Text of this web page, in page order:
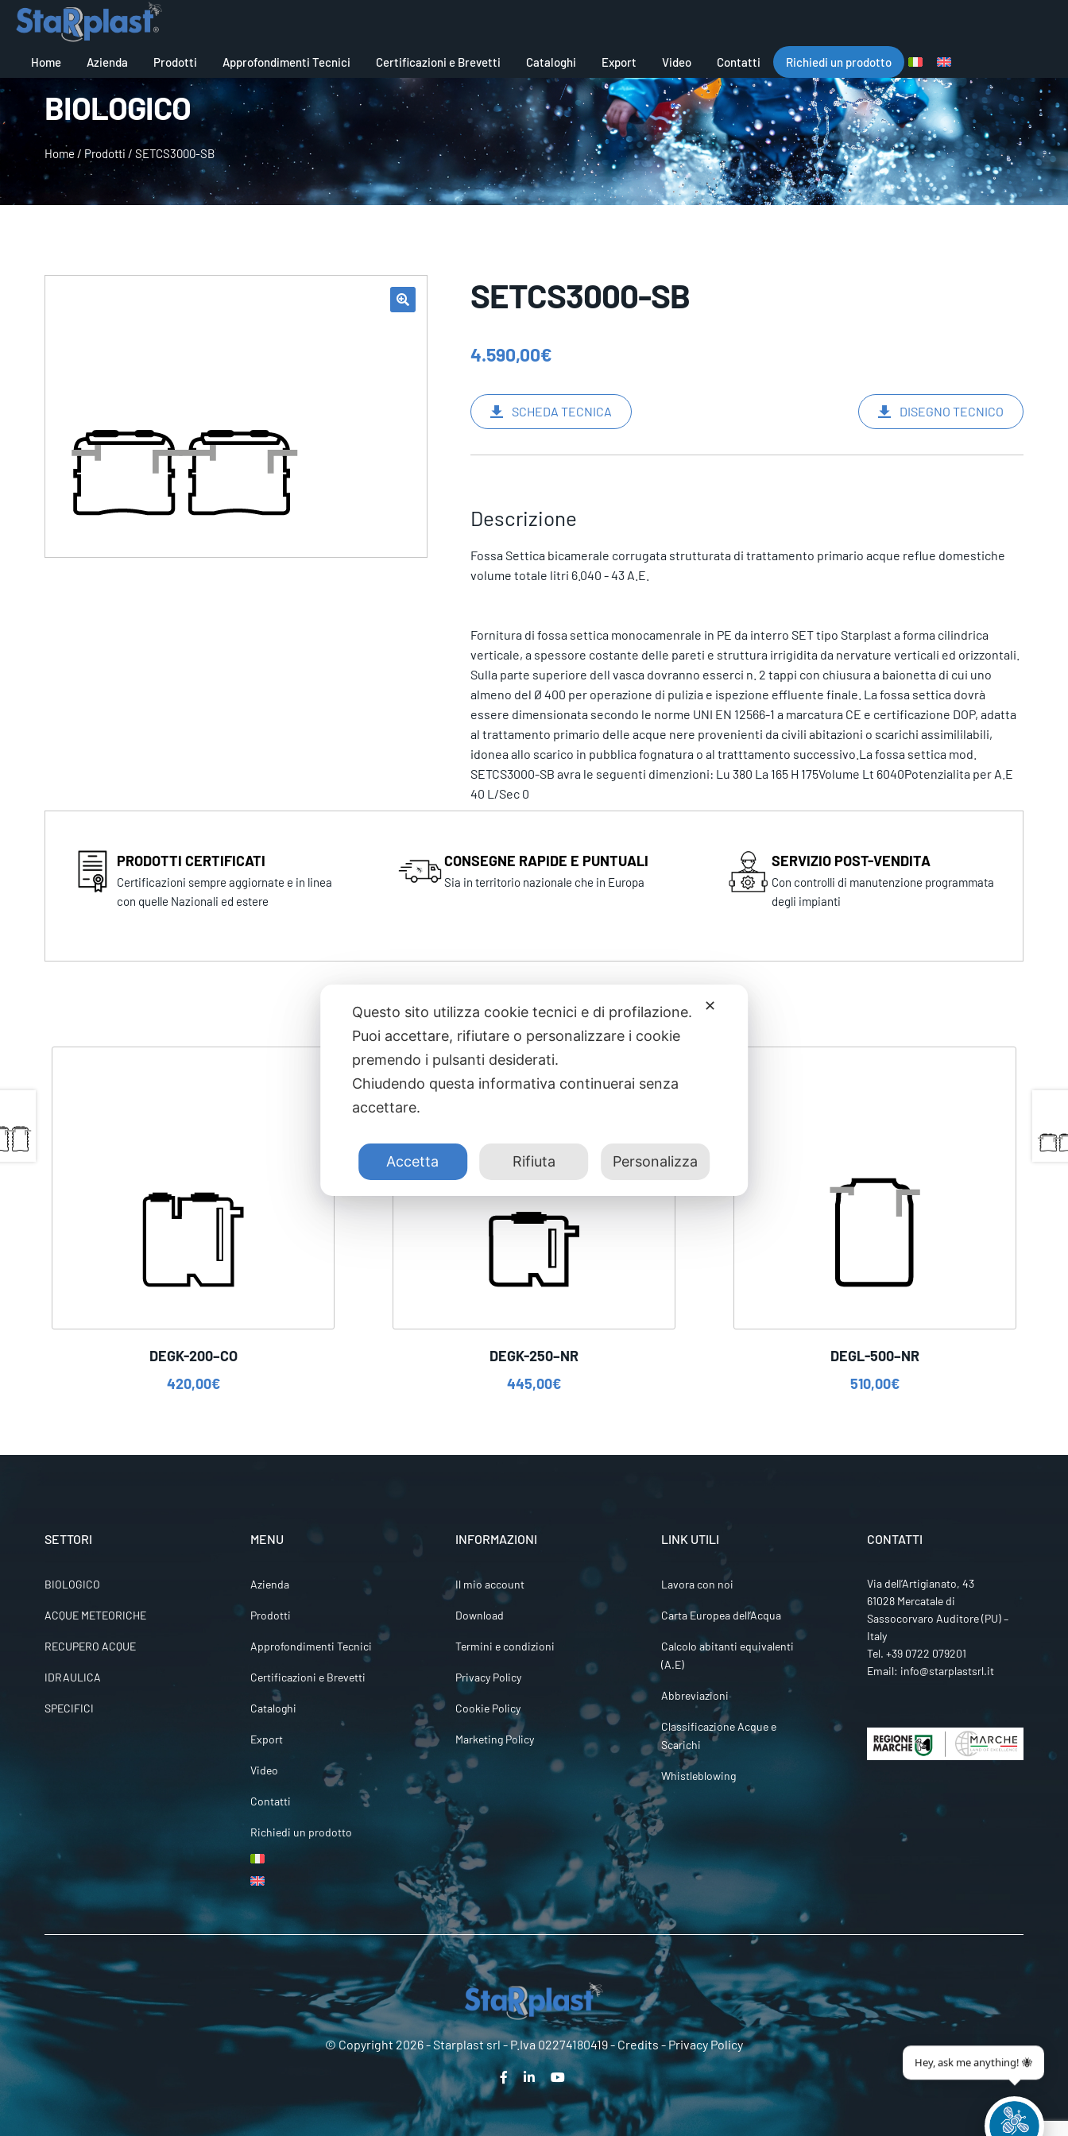
Home Azienda Prodotti Approfondimenti Tecnici Certificazioni e Brevetti Cataloghi Export Video Contatti Richiedi un prodotto
BIOLOGICO
Home / Prodotti / SETCS3000-SB
SETCS3000-SB
4.590,00€
SCHEDA TECNICA DISEGNO TECNICO
Descrizione
Fossa Settica bicamerale corrugata strutturata di trattamento primario acque reflue domestiche
volume totale litri 6.040 - 43 A.E.
Fornitura di fossa settica monocamenrale in PE da interro SET tipo Starplast a forma cilindrica
verticale, a spessore costante delle pareti e struttura irrigidita da nervature verticali ed orizzontali.
Sulla parte superiore dell vasca dovranno esserci n. 2 tappi con chiusura a baionetta di cui uno
almeno del Ø 400 per operazione di pulizia e ispezione effluente finale. La fossa settica dovrà
essere dimensionata secondo le norme UNI EN 12566-1 a marcatura CE e certificazione DOP, adatta
al trattamento primario delle acque nere provenienti da civili abitazioni o scarichi assimililabili,
idonea allo scarico in pubblica fognatura o al tratttamento successivo.La fossa settica mod.
SETCS3000-SB avra le seguenti dimenzioni: Lu 380 La 165 H 175Volume Lt 6040Potenzialita per A.E
40 L/Sec 0
PRODOTTI CERTIFICATI
Certificazioni sempre aggiornate e in linea
con quelle Nazionali ed estere
CONSEGNE RAPIDE E PUNTUALI
Sia in territorio nazionale che in Europa
SERVIZIO POST-VENDITA
Con controlli di manutenzione programmata
degli impianti
Prodotti correlati
DEGK-200–CO
420,00€
DEGK-250–NR
445,00€
DEGL-500–NR
510,00€
SETTORI
BIOLOGICO
ACQUE METEORICHE
RECUPERO ACQUE
IDRAULICA
SPECIFICI
MENU
Azienda
Prodotti
Approfondimenti Tecnici
Certificazioni e Brevetti
Cataloghi
Export
Video
Contatti
Richiedi un prodotto
INFORMAZIONI
Il mio account
Download
Termini e condizioni
Privacy Policy
Cookie Policy
Marketing Policy
LINK UTILI
Lavora con noi
Carta Europea dell’Acqua
Calcolo abitanti equivalenti
(A.E)
Abbreviazioni
Classificazione Acque e
Scarichi
Whistleblowing
CONTATTI
Via dell’Artigianato, 43
61028 Mercatale di
Sassocorvaro Auditore (PU) –
Italy
Tel. +39 0722 079201
Email: info@starplastsrl.it
© Copyright 2026 -Starplast srl- P.Iva 02274180419 - Credits -Privacy Policy
✕
Questo sito utilizza cookie tecnici e di profilazione.
Puoi accettare, rifiutare o personalizzare i cookie
premendo i pulsanti desiderati.
Chiudendo questa informativa continuerai senza
accettare.
Accetta Rifiuta Personalizza